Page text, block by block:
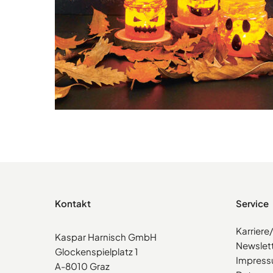
Kontakt
Kaspar Harnisch GmbH
Glockenspielplatz 1
A-8010 Graz
Service